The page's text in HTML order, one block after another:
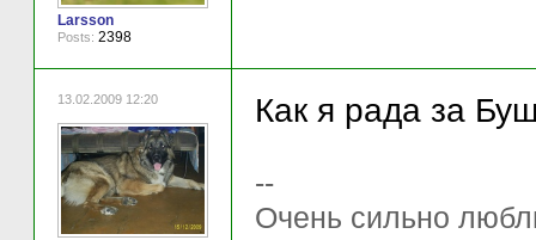
Larsson
Posts: 2398
13.02.2009 12:20 Как я рада за
--
Очень сильно